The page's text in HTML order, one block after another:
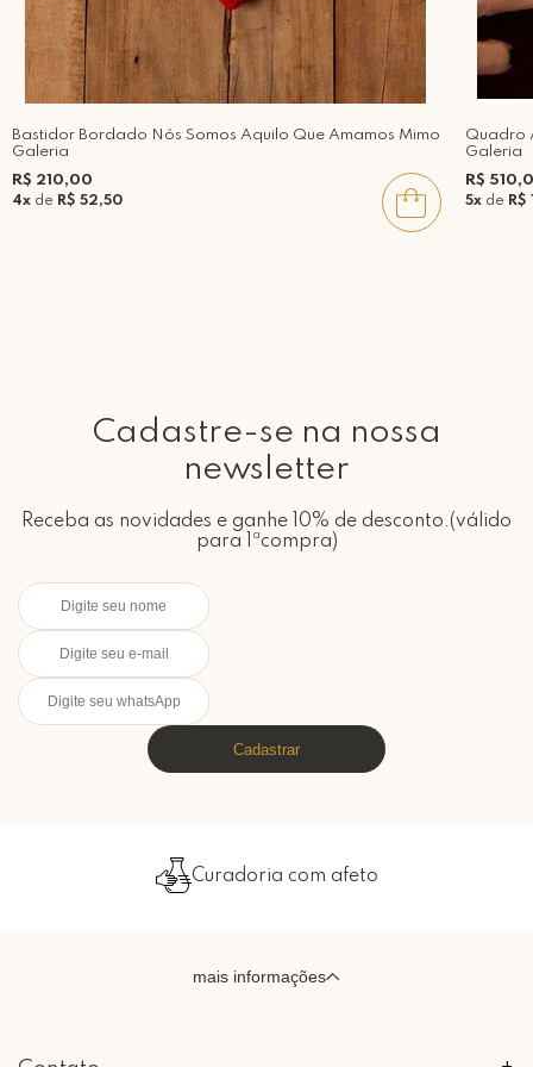
Bastidor Bordado Nós Somos Aquilo Que Amamos Mimo
Galeria
R$ 210,00
4x de R$ 52,50
Quadro
Galeria
R$
5xde R$
Cadastre-se na nossa
newsletter
Receba as novidades e ganhe 10% de desconto.(válido
para 1ªcompra)
Cadastrar
Curadoria com afeto
mais informações